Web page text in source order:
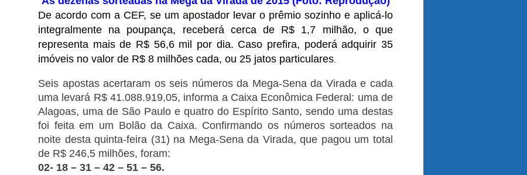
De acordo com a CEF, se um apostador levar o prêmio sozinho e aplicá-lo
integralmente na poupança, receberá cerca de R$ 1,7 milhão, o que
representa mais de R$ 56,6 mil por dia. Caso prefira, poderá adquirir 35
imóveis no valor de R$ 8 milhões cada, ou 25 jatos particulares.
Seis apostas acertaram os seis números da Mega-Sena da Virada e cada
uma levará R$ 41.088.919,05, informa a Caixa Econômica Federal: uma de
Alagoas, uma de São Paulo e quatro do Espírito Santo, sendo uma destas
foi feita em um Bolão da Caixa. Confirmando os números sorteados na
noite desta quinta-feira (31) na Mega-Sena da Virada, que pagou um total
de R$ 246,5 milhões, foram:
02- 18 – 31 – 42 – 51 – 56.